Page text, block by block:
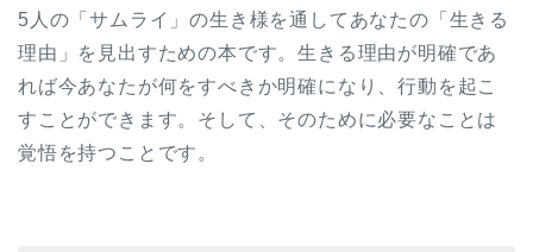
5人の「サムライ」の生き様を通してあなたの「生きる
理由」を見出すための本です。生きる理由が明確であ
れば今あなたが何をすべきか明確になり、行動を起こ
すことができます。そして、そのために必要なことは
覚悟を持つことです。